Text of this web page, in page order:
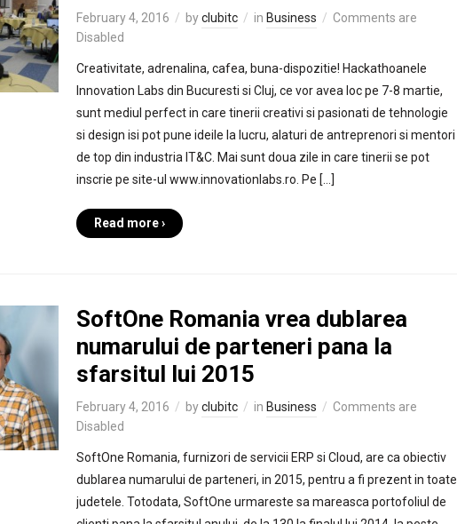
February 4, 2016 byclubitc in Business
Comments are
Disabled
Creativitate, adrenalina, cafea, buna-dispozitie! Hackathoanele
Innovation Labs din Bucuresti si Cluj, ce vor avea loc pe 7-8 martie,
sunt mediul perfect in care tinerii creativi si pasionati de tehnologie
si design isi pot pune ideile la lucru, alaturi de antreprenori si mentori
de top din industria IT&C. Mai sunt doua zile in care tinerii se pot
inscrie pe site-ul www.innovationlabs.ro. Pe […]
Read more ›
SoftOne Romania vrea dublarea
numarului de parteneri pana la
sfarsitul lui 2015
February 4, 2016 byclubitc in Business
Comments are
Disabled
SoftOne Romania, furnizori de servicii ERP si Cloud, are ca obiectiv
dublarea numarului de parteneri, in 2015, pentru a fi prezent in toate
judetele. Totodata, SoftOne urmareste sa mareasca portofoliul de